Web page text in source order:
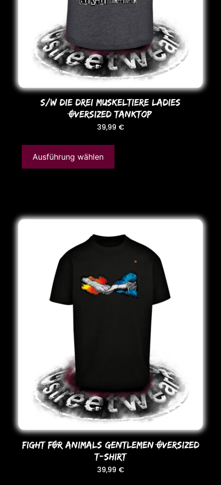
S/W DIE DREI MUSKELTIERE LADIES
OVERSIZED TANKToP
39,99 €
Ausführung wählen
FIGHT FOR ANIMALS GENTLEMEN OVERSIZED
T-SHIRT
39,99 €